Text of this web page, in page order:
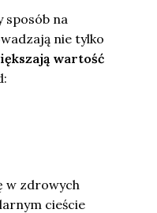
sposób na
nie tylko
wartość
w zdrowych
cieście